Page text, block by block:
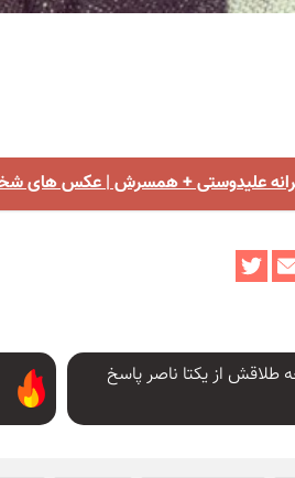
ترانه علیدوستی + همسرش | عکس های
طلاقش از یکتا ناصر پاسخ